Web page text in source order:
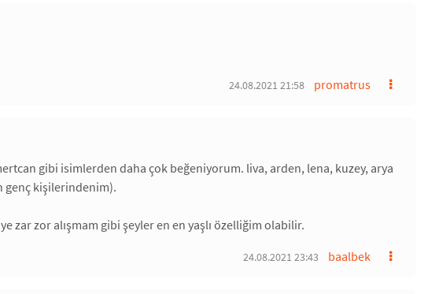
promatrus
24.08.2021 21:58
gibi isimlerden daha çok beğeniyorum. liva, arden, lena, kuzey, arya
genç kişilerindenim).
zor alışmam gibi şeyler en en yaşlı özelliğim olabilir.
baalbek
24.08.2021 23:43